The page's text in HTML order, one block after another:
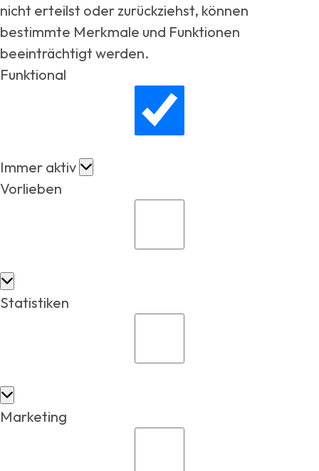
nicht erteilst oder zurückziehst, können
bestimmte Merkmale und Funktionen
beeinträchtigt werden.
Funktional
Immer aktiv
Vorlieben
Statistiken
Marketing